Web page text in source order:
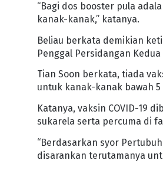
“Bagi dos booster pula
kanak-kanak,” katanya.
Beliau berkata demikian
Penggal Persidangan
Tian Soon berkata, tiada
untuk kanak-kanak bawah 5
Katanya, vaksin COVID-19
sukarela serta percuma di
“Berdasarkan syor
disarankan terutamanya